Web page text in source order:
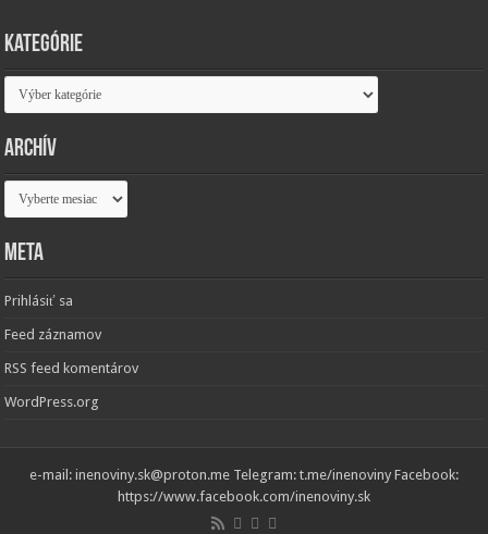
Kategórie
Kategórie
Archív
Archív
Meta
Prihlásiť sa
Feed záznamov
RSS feed komentárov
WordPress.org
e-mail: inenoviny.sk@proton.me Telegram: t.me/inenoviny Facebook:
https://www.facebook.com/inenoviny.sk